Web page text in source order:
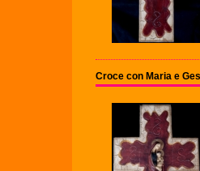
Croce con Maria e